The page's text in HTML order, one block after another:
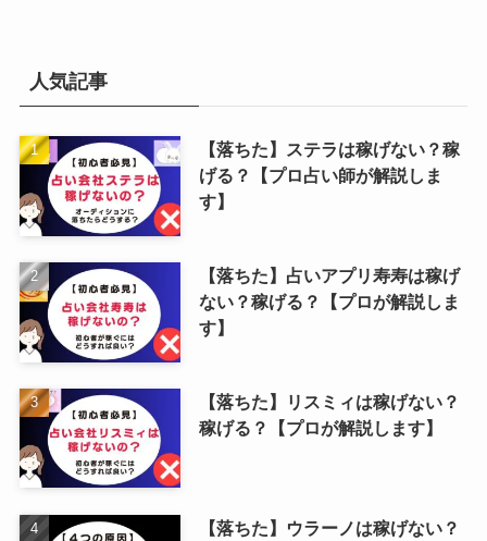
人気記事
【落ちた】ステラは稼げない？稼
げる？【プロ占い師が解説しま
す】
【落ちた】占いアプリ寿寿は稼げ
ない？稼げる？【プロが解説しま
す】
【落ちた】リスミィは稼げない？
稼げる？【プロが解説します】
【落ちた】ウラーノは稼げない？